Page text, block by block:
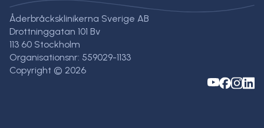
Åderbråcksklinikerna Sverige AB
Drottninggatan 101 Bv
113 60 Stockholm
Organisationsnr: 559029-1133
Copyright © 2026